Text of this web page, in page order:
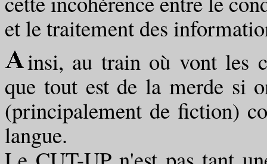
et le traitement des
insi, au train où vont les
que tout est de la merde si
(principalement de fiction)
langue.